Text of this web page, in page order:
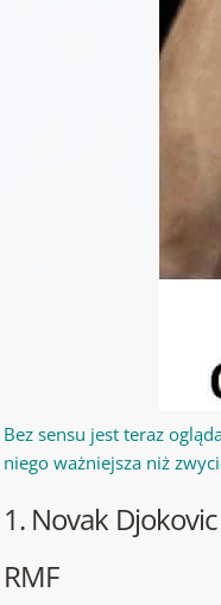
Bez sensu jest teraz
niego ważniejsza niż
1. Novak
RMF